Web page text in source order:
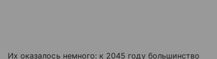
Их оказалось немного: к 2045 году большинство